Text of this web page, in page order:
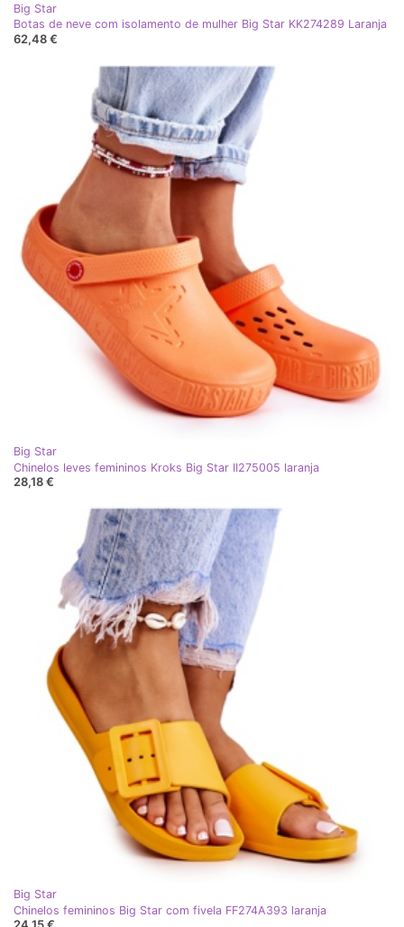
Big Star
Botas de neve com isolamento de mulher Big Star KK274289 Laranja
62,48 €
Big Star
Chinelos leves femininos Kroks Big Star II275005 laranja
28,18 €
Big Star
Chinelos femininos Big Star com fivela FF274A393 laranja